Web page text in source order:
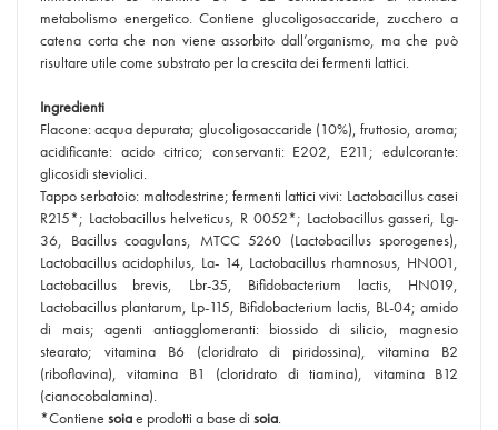
metabolismo energetico. Contiene glucoligosaccaride, zucchero a
catena corta che non viene assorbito dall’organismo, ma che può
risultare utile come substrato per la crescita dei fermenti lattici.
Ingredienti
Flacone: acqua depurata; glucoligosaccaride (10%), fruttosio, aroma;
acidificante: acido citrico; conservanti: E202, E211; edulcorante:
glicosidi steviolici.
Tappo serbatoio: maltodestrine; fermenti lattici vivi: Lactobacillus casei
R215*; Lactobacillus helveticus, R 0052*; Lactobacillus gasseri, Lg-
36, Bacillus coagulans, MTCC 5260 (Lactobacillus sporogenes),
Lactobacillus acidophilus, La- 14, Lactobacillus rhamnosus, HN001,
Lactobacillus brevis, Lbr-35, Bifidobacterium lactis, HN019,
Lactobacillus plantarum, Lp-115, Bifidobacterium lactis, BL-04; amido
di mais; agenti antiagglomeranti: biossido di silicio, magnesio
stearato; vitamina B6 (cloridrato di piridossina), vitamina B2
(riboflavina), vitamina B1 (cloridrato di tiamina), vitamina B12
(cianocobalamina).
*Contiene soiae prodotti a base di soia.